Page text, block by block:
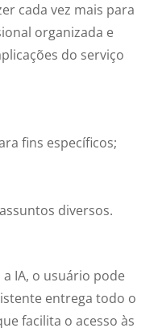
cada vez mais para
organizada e
do serviço
fins específicos;
diversos.
IA, o usuário pode
entrega todo o
facilita o acesso às